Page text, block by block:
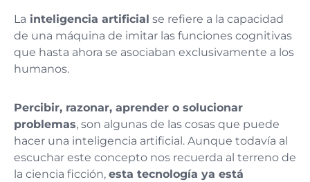
La inteligencia artificial se refiere a la capacidad
de una máquina de imitar las funciones cognitivas
que hasta ahora se asociaban exclusivamente a los
humanos.
Percibir, razonar, aprender o solucionar
problemas, son algunas de las cosas que puede
hacer una inteligencia artificial. Aunque todavía al
escuchar este concepto nos recuerda al terreno de
la ciencia ficción, esta tecnología ya está